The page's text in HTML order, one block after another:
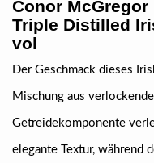
Conor McGregor
Triple Distilled
vol
Der Geschmack dieses
Mischung aus
Getreidekomponente
elegante Textur, während